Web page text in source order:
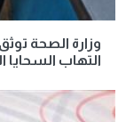
وزارة الصحة
التهاب السحايا